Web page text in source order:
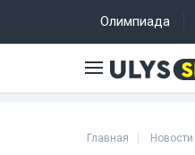
Олимпиада
Главная Новости